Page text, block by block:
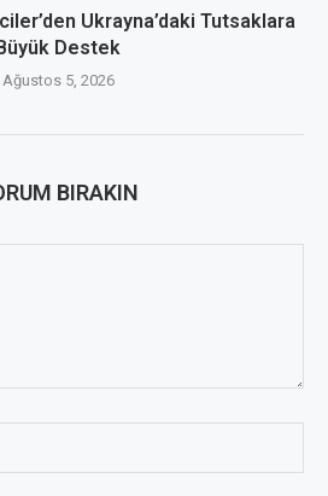
Ukrayna’daki Tutsaklara
Destek
Ağustos 5, 2026
BIRAKIN